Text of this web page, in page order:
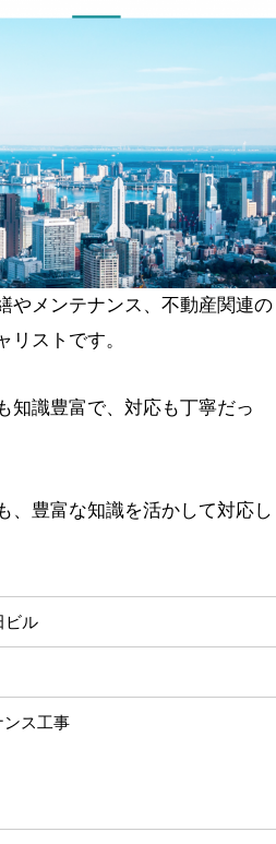
やメンテナンス、不動産関連の
ストです。
知識豊富で、対応も丁寧だっ
、豊富な知識を活かして対応し
ビル
ンス工事